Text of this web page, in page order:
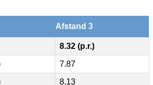
Afstand 3
8.32 (p.r.)
7.87
8.13